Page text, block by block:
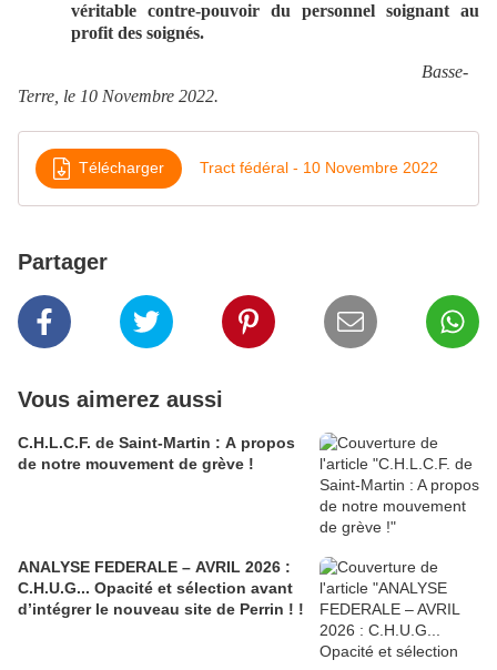
véritable contre-pouvoir du personnel soignant au
profit des soignés.
Basse-
Terre, le 10 Novembre 2022.
Télécharger Tract fédéral - 10 Novembre 2022
Partager
Vous aimerez aussi
C.H.L.C.F. de Saint-Martin : A propos
de notre mouvement de grève !
ANALYSE FEDERALE – AVRIL 2026 :
C.H.U.G... Opacité et sélection avant
d’intégrer le nouveau site de Perrin ! !